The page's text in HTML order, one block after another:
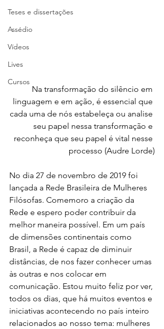
Teses e dissertações
Assédio
Vídeos
Lives
Cursos
Na transformação do silêncio em
linguagem e em ação, é essencial que
cada uma de nós estabeleça ou analise
seu papel nessa transformação e
reconheça que seu papel é vital nesse
processo (Audre Lorde)
No dia 27 de novembro de 2019 foi
lançada a Rede Brasileira de Mulheres
Filósofas. Comemoro a criação da
Rede e espero poder contribuir da
melhor maneira possível. Em um país
de dimensões continentais como
Brasil, a Rede é capaz de diminuir
distâncias, de nos fazer conhecer umas
às outras e nos colocar em
comunicação. Estou muito feliz por ver,
todos os dias, que há muitos eventos e
iniciativas acontecendo no país inteiro
relacionados ao nosso tema: mulheres